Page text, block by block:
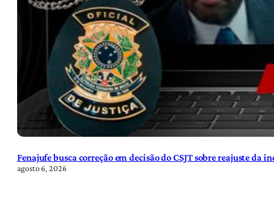
Fenajufe busca correção em decisão do CSJT sobre reajuste da
agosto 6, 2026